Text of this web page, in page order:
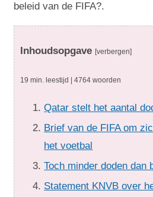
beleid van de FIFA?.
Inhoudsopgave [verbergen]
19 min. leestijd | 4764 woorden
Qatar stelt het aantal
Brief van de FIFA om
het voetbal
Toch minder doden dan
Statement KNVB over